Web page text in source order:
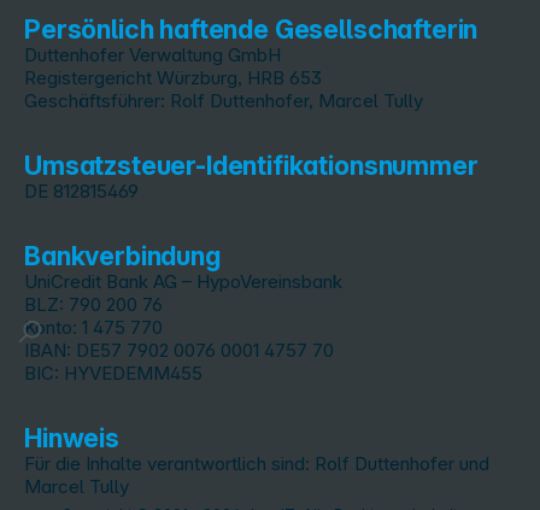
Persönlich haftende Gesellschafterin
Duttenhofer Verwaltung GmbH
Registergericht Würzburg, HRB 653
Geschäftsführer: Rolf Duttenhofer, Marcel Tully
Umsatzsteuer-Identifikationsnummer
DE 812815469
Bankverbindung
UniCredit Bank AG – HypoVereinsbank
BLZ: 790 200 76
Konto: 1 475 770
IBAN: DE57 7902 0076 0001 4757 70
BIC: HYVEDEMM455
Hinweis
Für die Inhalte verantwortlich sind: Rolf Duttenhofer und
Marcel Tully